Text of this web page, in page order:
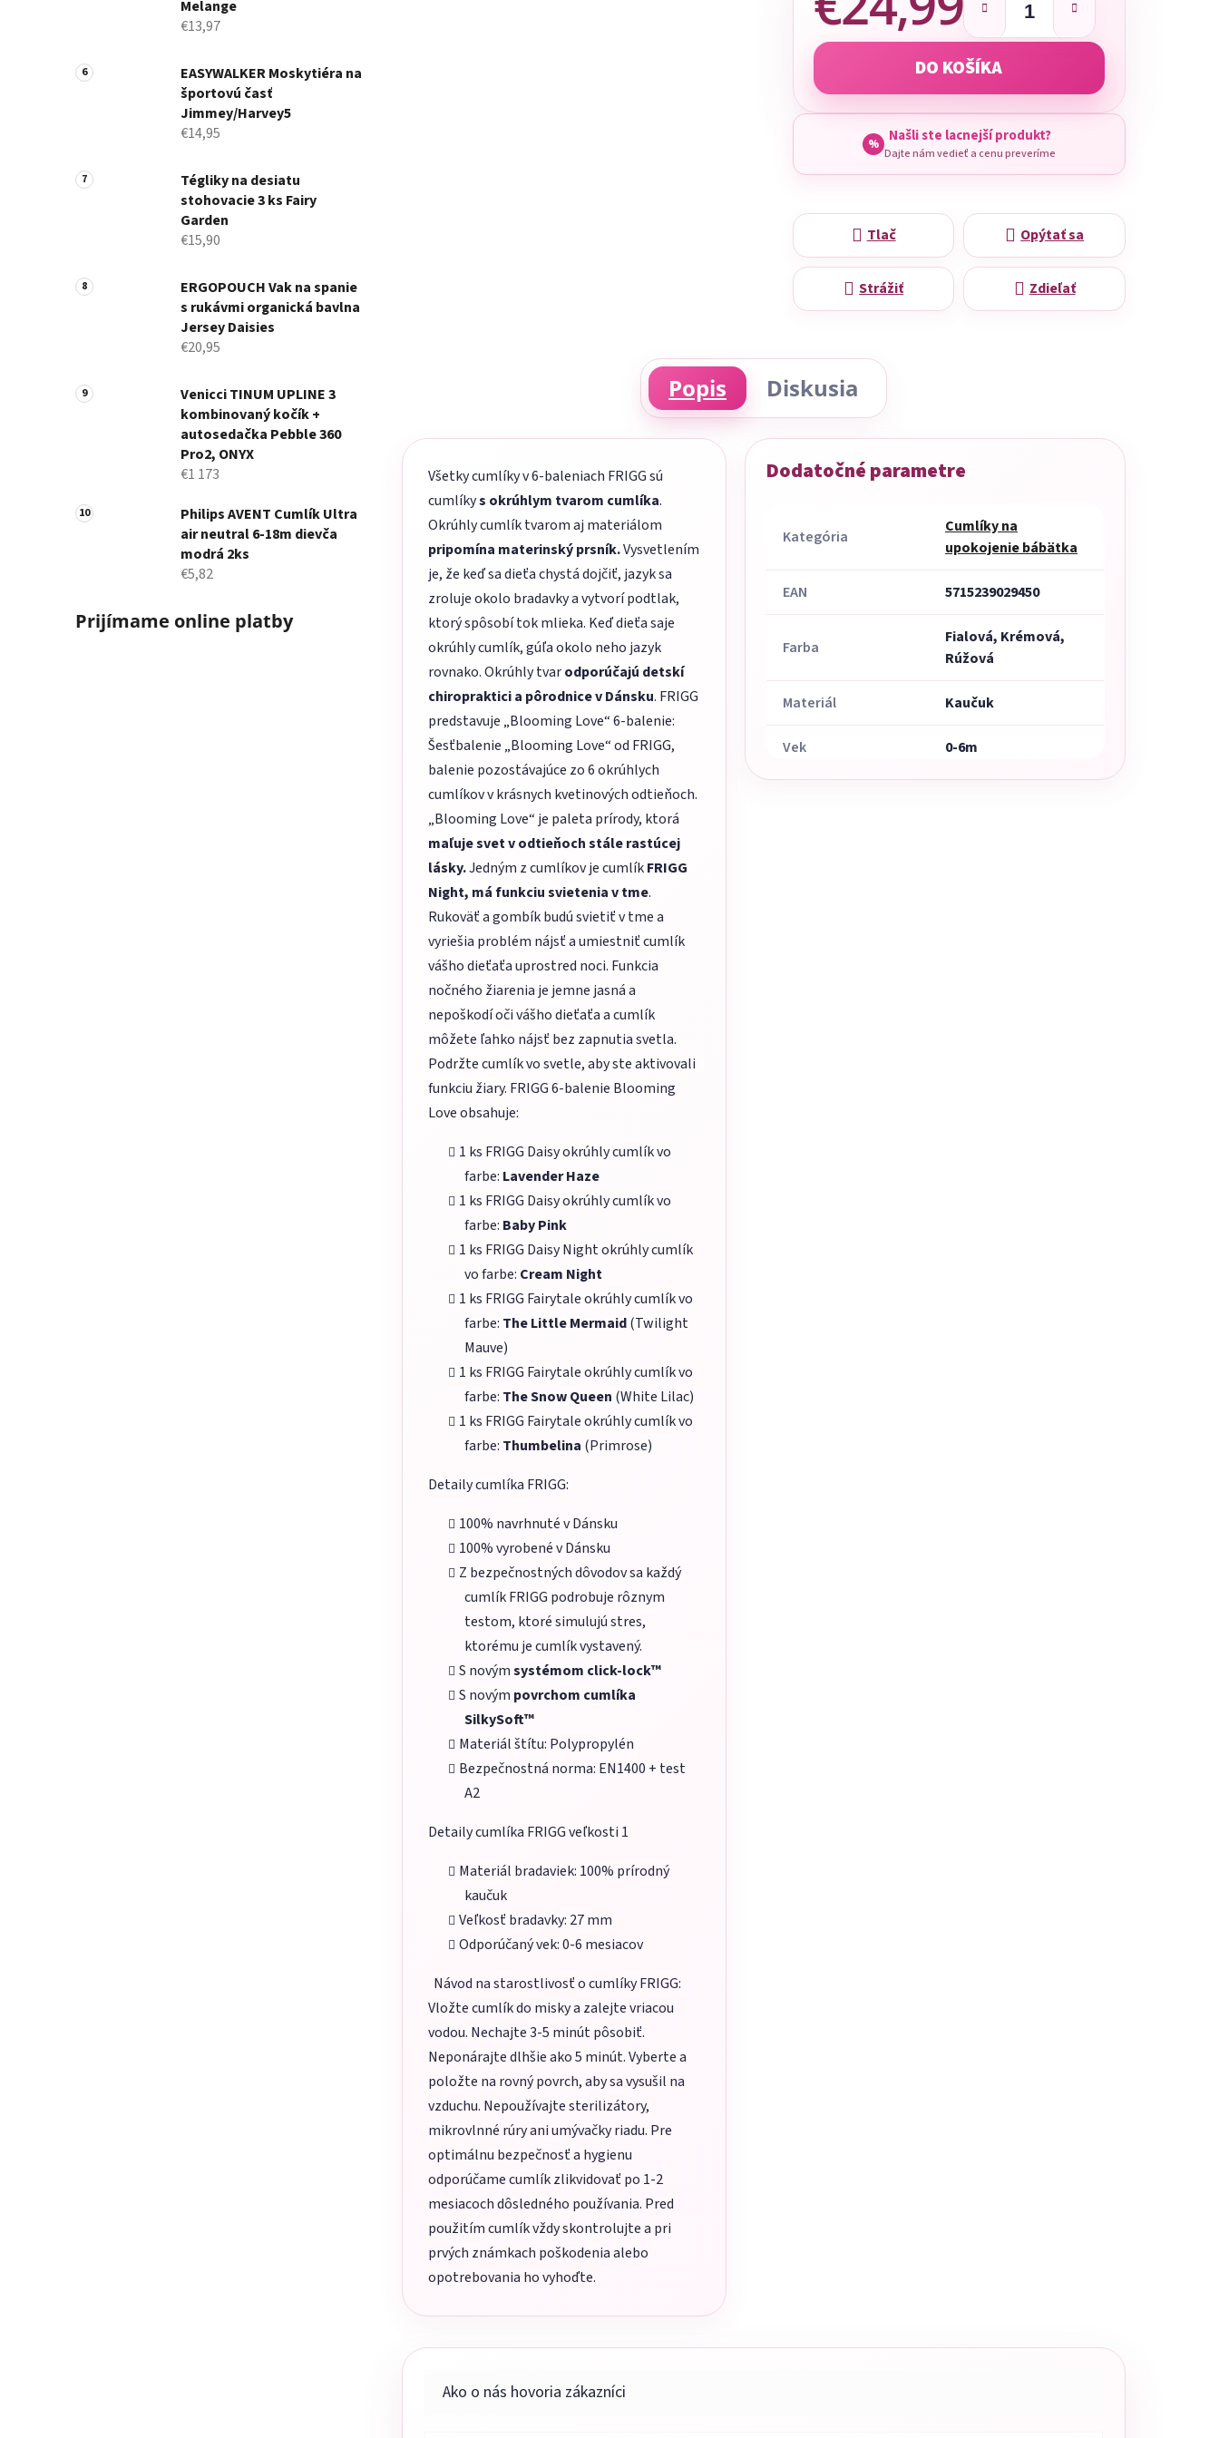
Melange
€13,97
EASYWALKER Moskytiéra na
športovú časť
Jimmey/Harvey5
€14,95
Tégliky na desiatu
stohovacie 3 ks Fairy
Garden
€15,90
ERGOPOUCH Vak na spanie
s rukávmi organická bavlna
Jersey Daisies
€20,95
Venicci TINUM UPLINE 3
kombinovaný kočík +
autosedačka Pebble 360
Pro2, ONYX
€1 173
Philips AVENT Cumlík Ultra
air neutral 6-18m dievča
modrá 2ks
€5,82
Prijímame online platby
Jednotková cena:
DO KOŠÍKA
% Našli ste lacnejší produkt?
Dajte nám vedieť a cenu preveríme
Tlač Opýtať sa
Strážiť Zdieľať
Popis Diskusia
Všetky cumlíky v 6-baleniach FRIGG sú
cumlíkys okrúhlym tvarom cumlíka.
Okrúhly cumlík tvarom aj materiálom
pripomína materinský prsník.Vysvetlením
je, že keď sa dieťa chystá dojčiť, jazyk sa
zroluje okolo bradavky a vytvorí podtlak,
ktorý spôsobí tok mlieka. Keď dieťa saje
okrúhly cumlík, gúľa okolo neho jazyk
rovnako. Okrúhly tvarodporúčajú detskí
chiropraktici a pôrodnice v Dánsku. FRIGG
predstavuje „Blooming Love“ 6-balenie:
Šesťbalenie „Blooming Love“ od FRIGG,
balenie pozostávajúce zo 6 okrúhlych
cumlíkov v krásnych kvetinových odtieňoch.
„Blooming Love“ je paleta prírody, ktorá
maľuje svet v odtieňoch stále rastúcej
lásky.Jedným z cumlíkov je cumlíkFRIGG
Night, má funkciu svietenia v tme.
Rukoväť a gombík budú svietiť v tme a
vyriešia problém nájsť a umiestniť cumlík
vášho dieťaťa uprostred noci. Funkcia
nočného žiarenia je jemne jasná a
nepoškodí oči vášho dieťaťa a cumlík
môžete ľahko nájsť bez zapnutia svetla.
Podržte cumlík vo svetle, aby ste aktivovali
funkciu žiary. FRIGG 6-balenie Blooming
Love obsahuje:
1 ks FRIGG Daisy okrúhly cumlík vo
farbe: Lavender Haze
1 ks FRIGG Daisy okrúhly cumlík vo
farbe: Baby Pink
1 ks FRIGG Daisy Night okrúhly cumlík
vo farbe: Cream Night
1 ks FRIGG Fairytale okrúhly cumlík vo
farbe: The Little Mermaid(Twilight
Mauve)
1 ks FRIGG Fairytale okrúhly cumlík vo
farbe: The Snow Queen (White Lilac)
1 ks FRIGG Fairytale okrúhly cumlík vo
farbe: Thumbelina (Primrose)
Detaily cumlíka FRIGG:
100% navrhnuté v Dánsku
100% vyrobené v Dánsku
Z bezpečnostných dôvodov sa každý
cumlík FRIGG podrobuje rôznym
testom, ktoré simulujú stres,
ktorému je cumlík vystavený.
S novýmsystémom click-lock™
S novým povrchom cumlíka
SilkySoft™
Materiál štítu: Polypropylén
Bezpečnostná norma: EN1400 + test
A2
Detaily cumlíka FRIGG veľkosti 1
Materiál bradaviek: 100% prírodný
kaučuk
Veľkosť bradavky: 27 mm
Odporúčaný vek: 0-6 mesiacov
Návod na starostlivosť o cumlíky FRIGG:
Vložte cumlík do misky a zalejte vriacou
vodou. Nechajte 3-5 minút pôsobiť.
Neponárajte dlhšie ako 5 minút. Vyberte a
položte na rovný povrch, aby sa vysušil na
vzduchu. Nepoužívajte sterilizátory,
mikrovlnné rúry ani umývačky riadu. Pre
optimálnu bezpečnosť a hygienu
odporúčame cumlík zlikvidovať po 1-2
mesiacoch dôsledného používania. Pred
použitím cumlík vždy skontrolujte a pri
prvých známkach poškodenia alebo
opotrebovania ho vyhoďte.
Dodatočné parametre
Kategória
Cumlíky na
upokojenie bábätka
EAN 5715239029450
Farba
Fialová, Krémová,
Rúžová
Materiál Kaučuk
Vek 0-6m